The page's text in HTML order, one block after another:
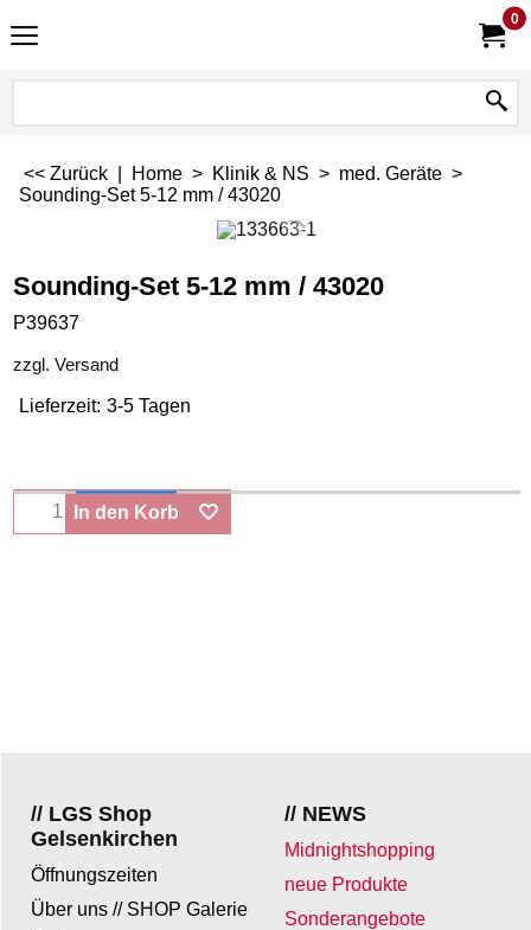
0
<< Zurück Home > Klinik & NS > med. Geräte >
Sounding-Set 5-12 mm / 43020
Sounding-Set 5-12 mm / 43020
P39637
zzgl. Versand
Lieferzeit: 3-5 Tagen
In den Korb
// NEWS
Midnightshopping
neue Produkte
Sonderangebote
// LGS Shop
Gelsenkirchen
Öffnungszeiten
Über uns // SHOP Galerie